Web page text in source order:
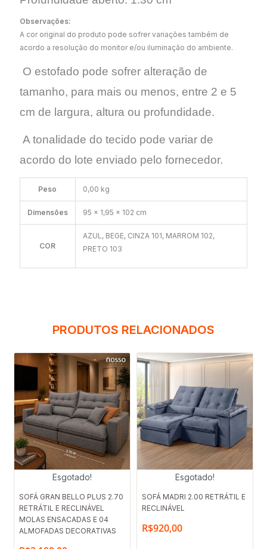
Observações:
A cor original do produto pode sofrer variações também de
acordo a resolução do monitor e/ou iluminação do ambiente.
O estofado pode sofrer alteração de
tamanho, para mais ou menos, entre 2 e 5
cm de largura, altura ou profundidade.
A tonalidade do tecido pode variar de
acordo do lote enviado pelo fornecedor.
Peso 0,00 kg
Dimensões 95 × 1,95 × 102 cm
COR
AZUL, BEGE, CINZA 101, MARROM 102,
PRETO 103
PRODUTOS RELACIONADOS
Esgotado!
SOFÁ GRAN BELLO PLUS 2.70
RETRÁTIL E RECLINÁVEL
MOLAS ENSACADAS E 04
ALMOFADAS DECORATIVAS
Esgotado!
SOFÁ MADRI 2.00 RETRÁTIL E
RECLINÁVEL
R$920,00